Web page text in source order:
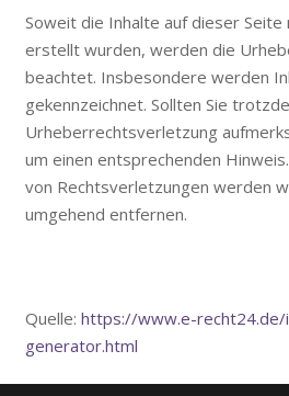
Soweit die Inhalte auf dieser
erstellt wurden, werden die
beachtet. Insbesondere werden
gekennzeichnet. Sollten Sie
Urheberrechtsverletzung
um einen entsprechenden
von Rechtsverletzungen werden
umgehend entfernen.
Quelle: https://www.e-recht24.de/
generator.html